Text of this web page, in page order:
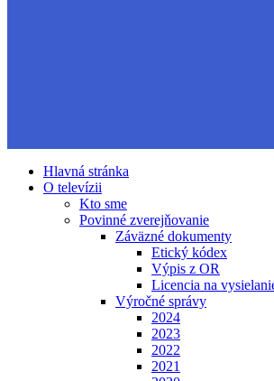
Hlavná stránka
O televízii
Kto sme
Povinné zverejňovanie
Záväzné dokumenty
Etický kódex
Výpis z OR
Licencia na
Výročné správy
2024
2023
2022
2021